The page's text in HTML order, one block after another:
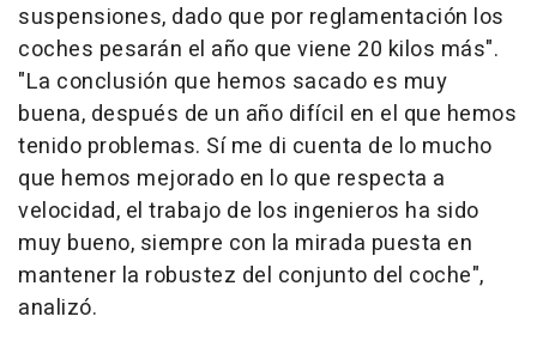
suspensiones, dado que por reglamentación los
coches pesarán el año que viene 20 kilos más".
"La conclusión que hemos sacado es muy
buena, después de un año difícil en el que hemos
tenido problemas. Sí me di cuenta de lo mucho
que hemos mejorado en lo que respecta a
velocidad, el trabajo de los ingenieros ha sido
muy bueno, siempre con la mirada puesta en
mantener la robustez del conjunto del coche",
analizó.